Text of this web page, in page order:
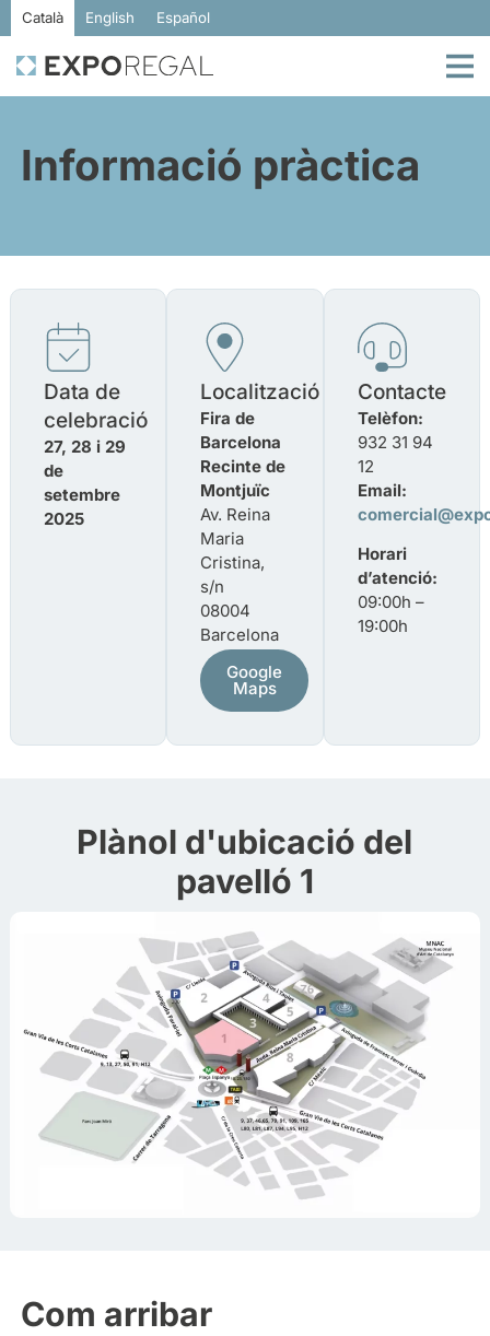
Català English Español
Informació pràctica
Data de
celebració
27, 28 i 29
de
setembre
2025
Localització
Fira de
Barcelona
Recinte de
Montjuïc
Av. Reina
Maria
Cristina,
s/n
08004
Barcelona
Google
Maps
Contacte
Telèfon:
932 31 94
12
Email:
Horari
d’atenció:
09:00h –
19:00h
Plànol d'ubicació del
pavelló 1
Com arribar